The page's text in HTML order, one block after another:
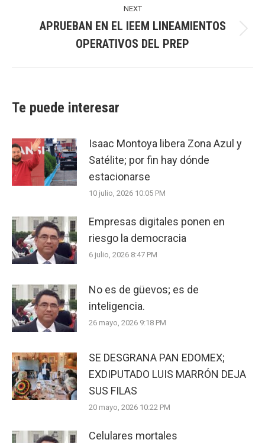
NEXT
post:
APRUEBAN EN EL IEEM LINEAMIENTOS
OPERATIVOS DEL PREP
Te puede interesar
Isaac Montoya libera Zona Azul y
Satélite; por fin hay dónde
estacionarse
10 julio, 2026 10:05 PM
Empresas digitales ponen en
riesgo la democracia
6 julio, 2026 8:47 PM
No es de güevos; es de
inteligencia.
26 mayo, 2026 9:18 PM
SE DESGRANA PAN EDOMEX;
EXDIPUTADO LUIS MARRÓN DEJA
SUS FILAS
20 mayo, 2026 10:22 PM
Celulares mortales